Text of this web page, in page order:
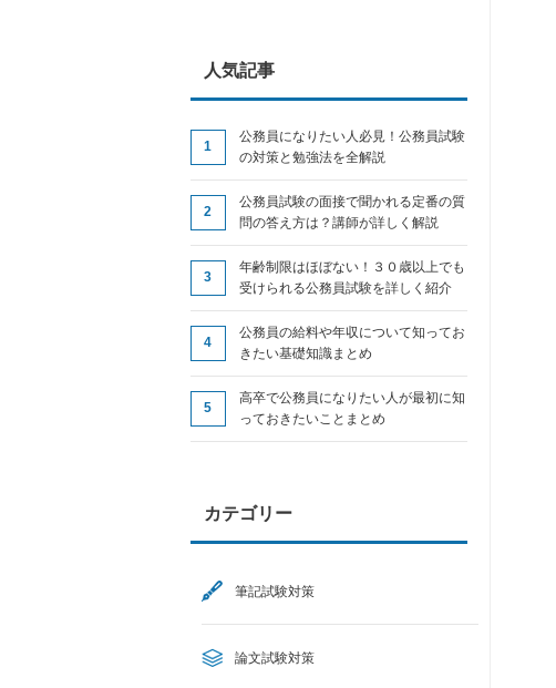
人気記事
公務員になりたい人必見！公務員試験
の対策と勉強法を全解説
公務員試験の面接で聞かれる定番の質
問の答え方は？講師が詳しく解説
年齢制限はほぼない！３０歳以上でも
受けられる公務員試験を詳しく紹介
公務員の給料や年収について知ってお
きたい基礎知識まとめ
高卒で公務員になりたい人が最初に知
っておきたいことまとめ
カテゴリー
筆記試験対策
論文試験対策